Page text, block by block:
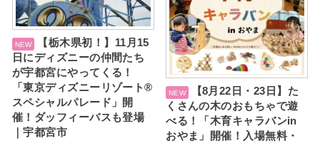
【栃木県初！】11月15
日にディズニーの仲間たち
が宇都宮にやってくる！
「東京ディズニーリゾート®
スペシャルパレード」開
催！ダッフィーバスも登場
｜宇都宮市
【8月22日・23日】た
くさんの木のおもちゃで遊
べる！「木育キャラバンin
おやま」開催！入場無料・